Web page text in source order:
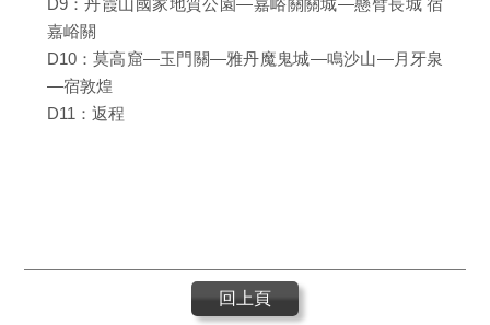
嘉峪關
D10：莫高窟—玉門關—雅丹魔鬼城—鳴沙山—月牙泉
—宿敦煌
D11：返程
回上頁